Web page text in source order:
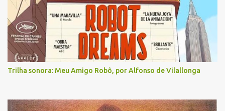
Trilha sonora: Meu Amigo Robô, por Alfonso de Vilallonga